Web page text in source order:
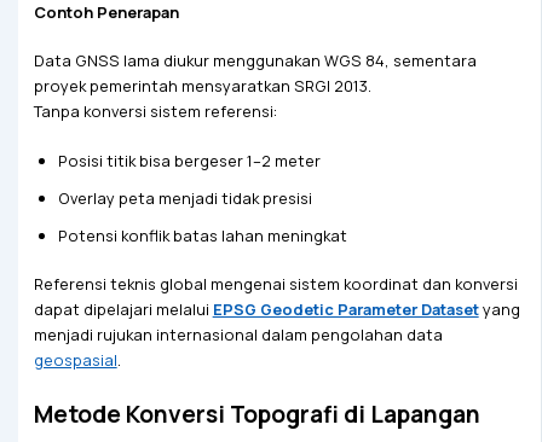
Contoh Penerapan
Data GNSS lama diukur menggunakan WGS 84, sementara
proyek pemerintah mensyaratkan SRGI 2013.
Tanpa konversi sistem referensi:
Posisi titik bisa bergeser 1–2 meter
Overlay peta menjadi tidak presisi
Potensi konflik batas lahan meningkat
Referensi teknis global mengenai sistem koordinat dan konversi
dapat dipelajari melalui EPSG Geodetic Parameter Datasetyang
menjadi rujukan internasional dalam pengolahan data
geospasial.
Metode Konversi Topografi di Lapangan